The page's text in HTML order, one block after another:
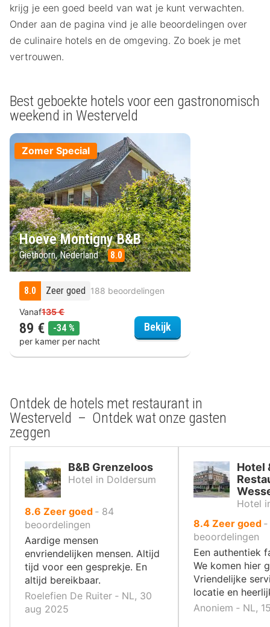
krijg je een goed beeld van wat je kunt verwachten.
Onder aan de pagina vind je alle beoordelingen over
de culinaire hotels en de omgeving. Zo boek je met
vertrouwen.
Best geboekte hotels voor een gastronomisch
weekend in Westerveld
Zomer Special
Hoeve Montigny B&B
Giethoorn, Nederland 8.0
8.0 Zeer goed 188 beoordelingen
Vanaf135 €
89 € -34 %
per kamer per nacht
Bekijk
Ontdek de hotels met restaurant in
Westerveld – Ontdek wat onze gasten
zeggen
B&B Grenzeloos
Hotel in Doldersum
8.6 uit
10
,
Zeer goed ‐ 84
beoordelingen
Aardige mensen
envriendelijken mensen. Altijd
tijd voor een gesprekje. En
altijd bereikbaar.
Roelefien De Ruiter ‐ NL, 30
aug 2025
Hotel
Hotel
8.4uit
10
,
Zeer goed ‐
beoordelingen
Een authentiek
We komen hier
Vriendelijke
locatie en
Anoniem ‐ NL,